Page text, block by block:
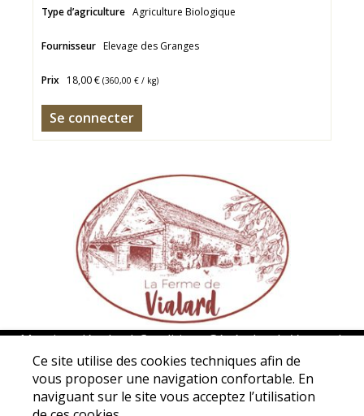
Type d’agriculture Agriculture Biologique
Fournisseur Elevage des Granges
Prix 18,00 € (360,00 € / kg)
Se connecter
Mentions légales|Conditions Générales de Ventes|
Protection des données personnelles
Association La ferme de Vialard - 5 Avenue de La Borie de
Vialard - 24200 Carsac-Aillac - Tél. : 05 53 31 98 50 -
Ce site utilise des cookies techniques afin de
vous proposer une navigation confortable. En
naviguant sur le site vous acceptez l’utilisation